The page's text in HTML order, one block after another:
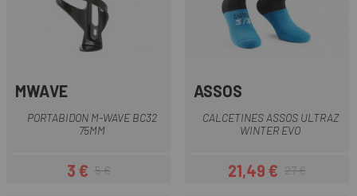
MWAVE
PORTABIDON M-WAVE BC32
75MM
Precio
3 €Precio regular
5 €
ASSOS
CALCETINES ASSOS ULTRAZ
WINTER EVO
Precio
21,49 €Precio regular
27 €